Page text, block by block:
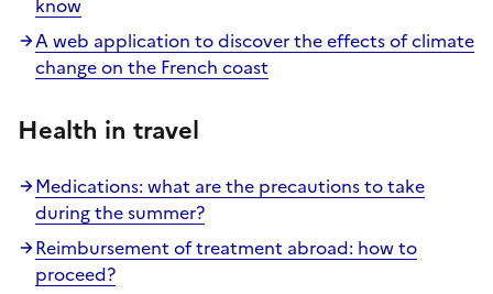
A web application to discover the effects of climate
change on the French coast
Health in travel
Medications: what are the precautions to take
during the summer?
Reimbursement of treatment abroad: how to
proceed?